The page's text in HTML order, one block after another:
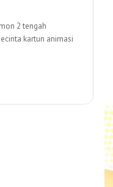
2 tengah
kartun animasi